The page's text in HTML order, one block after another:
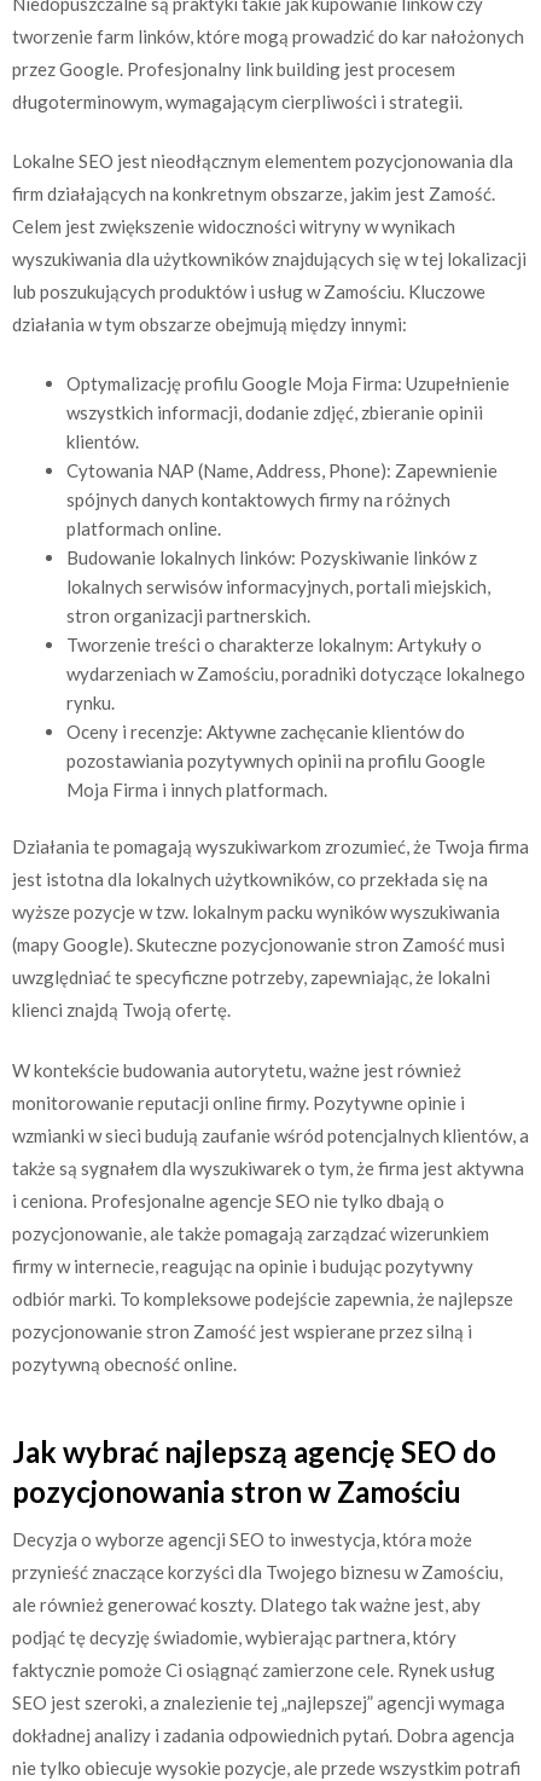
tworzenie farm linków, które mogą prowadzić do kar nałożonych
przez Google. Profesjonalny link building jest procesem
długoterminowym, wymagającym cierpliwości i strategii.
Lokalne SEO jest nieodłącznym elementem pozycjonowania dla
firm działających na konkretnym obszarze, jakim jest Zamość.
Celem jest zwiększenie widoczności witryny w wynikach
wyszukiwania dla użytkowników znajdujących się w tej lokalizacji
lub poszukujących produktów i usług w Zamościu. Kluczowe
działania w tym obszarze obejmują między innymi:
Optymalizację profilu Google Moja Firma: Uzupełnienie
wszystkich informacji, dodanie zdjęć, zbieranie opinii
klientów.
Cytowania NAP (Name, Address, Phone): Zapewnienie
spójnych danych kontaktowych firmy na różnych
platformach online.
Budowanie lokalnych linków: Pozyskiwanie linków z
lokalnych serwisów informacyjnych, portali miejskich,
stron organizacji partnerskich.
Tworzenie treści o charakterze lokalnym: Artykuły o
wydarzeniach w Zamościu, poradniki dotyczące lokalnego
rynku.
Oceny i recenzje: Aktywne zachęcanie klientów do
pozostawiania pozytywnych opinii na profilu Google
Moja Firma i innych platformach.
Działania te pomagają wyszukiwarkom zrozumieć, że Twoja firma
jest istotna dla lokalnych użytkowników, co przekłada się na
wyższe pozycje w tzw. lokalnym packu wyników wyszukiwania
(mapy Google). Skuteczne pozycjonowanie stron Zamość musi
uwzględniać te specyficzne potrzeby, zapewniając, że lokalni
klienci znajdą Twoją ofertę.
W kontekście budowania autorytetu, ważne jest również
monitorowanie reputacji online firmy. Pozytywne opinie i
wzmianki w sieci budują zaufanie wśród potencjalnych klientów, a
także są sygnałem dla wyszukiwarek o tym, że firma jest aktywna
i ceniona. Profesjonalne agencje SEO nie tylko dbają o
pozycjonowanie, ale także pomagają zarządzać wizerunkiem
firmy w internecie, reagując na opinie i budując pozytywny
odbiór marki. To kompleksowe podejście zapewnia, że najlepsze
pozycjonowanie stron Zamość jest wspierane przez silną i
pozytywną obecność online.
Jak wybrać najlepszą agencję SEO do
pozycjonowania stron w Zamościu
Decyzja o wyborze agencji SEO to inwestycja, która może
przynieść znaczące korzyści dla Twojego biznesu w Zamościu,
ale również generować koszty. Dlatego tak ważne jest, aby
podjąć tę decyzję świadomie, wybierając partnera, który
faktycznie pomoże Ci osiągnąć zamierzone cele. Rynek usług
SEO jest szeroki, a znalezienie tej „najlepszej” agencji wymaga
dokładnej analizy i zadania odpowiednich pytań. Dobra agencja
nie tylko obiecuje wysokie pozycje, ale przede wszystkim potrafi